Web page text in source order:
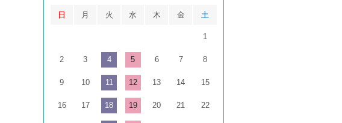
日 月 火 水 木 金 土
1
2 3 4 5 6 7 8
9 10 11 12 13 14 15
16 17 18 19 20 21 22